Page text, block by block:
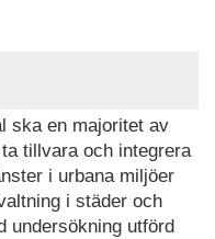
ska en majoritet av
tillvara och integrera
i urbana miljöer
i städer och
undersökning utförd